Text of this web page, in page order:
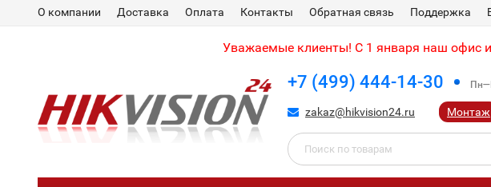
О компании Доставка Оплата Контакты Обратная связь Поддержка
Уважаемые клиенты! С 1 января наш офис
+7 (499) 444-14-30
zakaz@hikvision24.ru Монтаж